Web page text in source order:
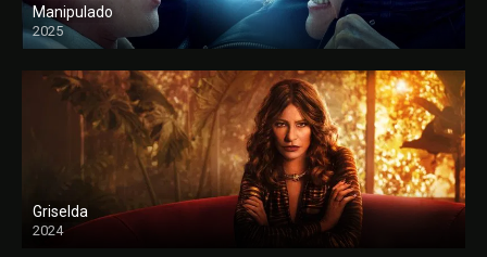
Manipulado
2025
Griselda
2024